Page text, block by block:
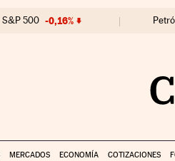
S&P 500 -0,16%
MERCADOS ECONOMÍA COTIZACIONES